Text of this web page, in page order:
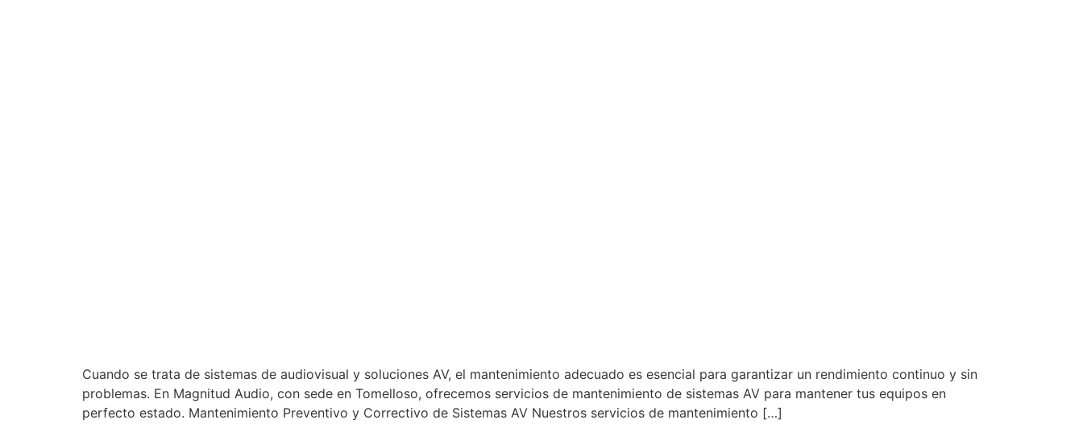
Cuando se trata de sistemas de audiovisual y soluciones AV, el mantenimiento adecuado es esencial para garantizar un rendimiento continuo y sin
problemas. En Magnitud Audio, con sede en Tomelloso, ofrecemos servicios de mantenimiento de sistemas AV para mantener tus equipos en
perfecto estado. Mantenimiento Preventivo y Correctivo de Sistemas AV Nuestros servicios de mantenimiento […]